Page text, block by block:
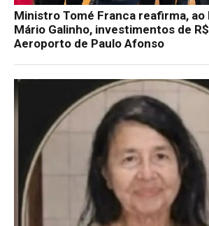
Ministro Tomé Franca reafirma,
Mário Galinho, investimentos de
Aeroporto de Paulo Afonso